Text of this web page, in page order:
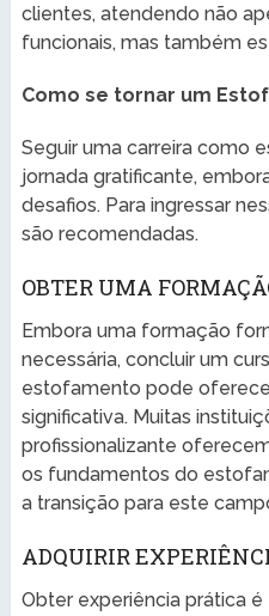
clientes, atendendo não
funcionais, mas também
Como se tornar um
Seguir uma carreira como
jornada gratificante,
desafios. Para ingressar
são recomendadas.
OBTER UMA
Embora uma formação
necessária, concluir um
estofamento pode
significativa. Muitas
profissionalizante
os fundamentos do
a transição para este
ADQUIRIR
Obter experiência prática